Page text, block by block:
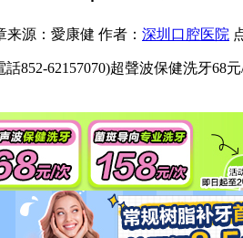
来源：愛康健 作者： 深圳口腔医院
852-62157070)超聲波保健洗牙